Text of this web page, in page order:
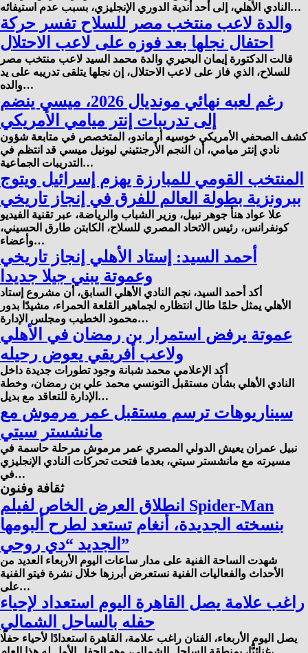
النادي الأهلي، إلى أحد أندية الدوري الإنجليزي، بسبب عدم استيفائه…
والدة لاعب منتخب مصر للسلاح تفسر حركة
احتفال نجلها بعد فوزه على لاعب الاحتلال
قالت الدكتورة إيمان البحيري والدة محمد السيد لاعب منتخب مصر
للسلاح، الذي فاز على لاعب الاحتلال، إن نجلها يتلقى تدريبه على يد
والده…
رغم لعبه نهائي مونديال 2026، ميسي ينضم
إلى تدريبات إنتر ميامي الأمريكي
كشف الصحفي الأمريكي خوسيه أرماندو، المتخصص في متابعة شؤون
نادي إنتر ميامي، أن النجم الأرجنتيني ليونيل ميسي قد انتظم في
التدريبات الجماعية…
المنتخب القومي للمبارزة يهزم إسرائيل ويتوج
ببرونزية بطولة العالم للفرق في إنجاز تاريخي
علا عواد هنأ جوهر نبيل، وزير الشباب والرياضة، عبر تقنية الفيديو
كونفرانس، رئيس الاتحاد المصري للسلاح، الكابتن طارق الحسيني،
وأعضاء…
أحمد السيد: إستاد الأهلي إنجاز تاريخي
وعموتة يبني جيلا جديدا
أكد أحمد السيد، نجم النادي الأهلي السابق، أن مشروع إستاد
الأهلي يمثل حلمًا طال انتظاره لجماهير القلعة الحمراء، مشيدًا بدور
محمود الخطيب ومجلس الإدارة…
عموتة يرفض استمرار بن رمضان في الأهلي
ولاعب أفريقي يعوض رحيله
أكد الإعلامي محمد شبانة وجود تطورات جديدة داخل
النادي الأهلي بشأن مستقبل التونسي محمد علي بن رمضان، وخطة
الإدارة للتعاقد مع بديل…
سيناريوهات ترسم مستقبل عمر مرموش مع
مانشستر سيتي
نبيل عمران يعيش الدولي المصري عمر مرموش مرحلة حاسمة في
مسيرته مع مانشستر سيتي، بعدما فتحت تحركات النادي الإنجليزي
في…
ثقافة وفنون
انطلاق العرض الخاص لفيلم Spider-Man
بنسخته الجديدة، أنغام تستعد لطرح ألبومها
الجديد “دي روحي”
شهدت الساحة الفنية على مدار ساعات اليوم الأربعاء العديد من
الأحداث والفعاليات الفنية نستعرض أبرزها خلال نشرة فيتو الفنية
على…
راغب علامة يصل القاهرة اليوم استعداد لإحياء
حفله بالساحل الشمالي
يصل اليوم الأربعاء، الفنان راغب علامة، القاهرة استعدادًا لأحياء حفلًا